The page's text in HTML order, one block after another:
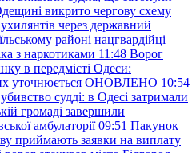
викрито чергову схему
через державний
районі нацгвардійці
з наркотиками 11:48 Ворог
в передмісті Одеси:
уточнюється ОНОВЛЕНО 10:54
судді: в Одесі затримали
громаді завершили
амбулаторії 09:51 Пакунок
приймають заявки на виплату